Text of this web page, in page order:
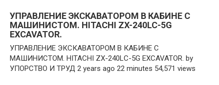
УПРАВЛЕНИЕ ЭКСКАВАТОРОМ В КАБИНЕ С
МАШИНИСТОМ. HITACHI ZX-240LC-5G
EXCAVATOR.
УПРАВЛЕНИЕ ЭКСКАВАТОРОМ В КАБИНЕ С
МАШИНИСТОМ. HITACHI ZX-240LC-5G EXCAVATOR. by
УПОРСТВО И ТРУД 2 years ago 22 minutes 54,571 views